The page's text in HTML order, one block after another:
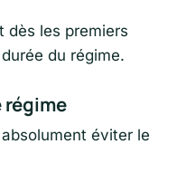
dès les premiers
du régime.
régime
éviter le